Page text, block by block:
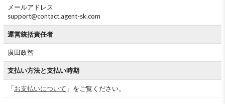
メールアドレス
support@contact.agent-sk.com
運営統括責任者
廣田政智
支払い方法と支払い時期
「お支払いについて 」をご覧ください。